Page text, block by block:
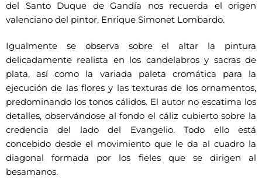
del Santo Duque de Gandía nos recuerda el origen
valenciano del pintor, Enrique Simonet Lombardo.
Igualmente se observa sobre el altar la pintura
delicadamente realista en los candelabros y sacras de
plata, así como la variada paleta cromática para la
ejecución de las flores y las texturas de los ornamentos,
predominando los tonos cálidos. El autor no escatima los
detalles, observándose al fondo el cáliz cubierto sobre la
credencia del lado del Evangelio. Todo ello está
concebido desde el movimiento que le da al cuadro la
diagonal formada por los fieles que se dirigen al
besamanos.